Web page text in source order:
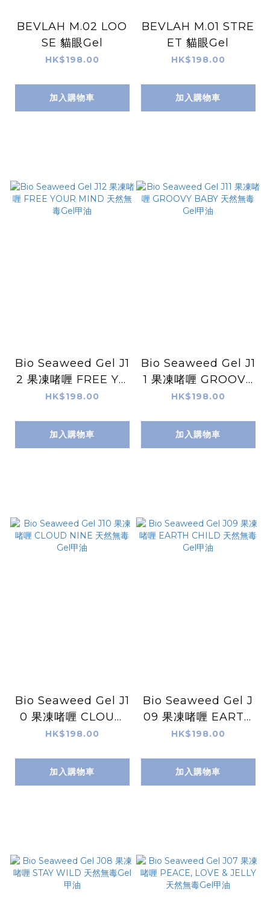
BEVLAH M.02 LOO
SE 貓眼Gel
HK$198.00
加入購物車
BEVLAH M.01 STRE
ET 貓眼Gel
HK$198.00
加入購物車
Bio Seaweed Gel J1
2 果凍啫喱 FREE YO
UR MIND 天然無毒G
HK$198.00
加入購物車
Bio Seaweed Gel J1
1 果凍啫喱 GROOVY
BABY 天然無毒Gel甲
HK$198.00
加入購物車
Bio Seaweed Gel J1
0 果凍啫喱 CLOUD
NINE 天然無毒Gel甲
HK$198.00
加入購物車
Bio Seaweed Gel J
09 果凍啫喱 EARTH
CHILD 天然無毒Gel
HK$198.00
加入購物車